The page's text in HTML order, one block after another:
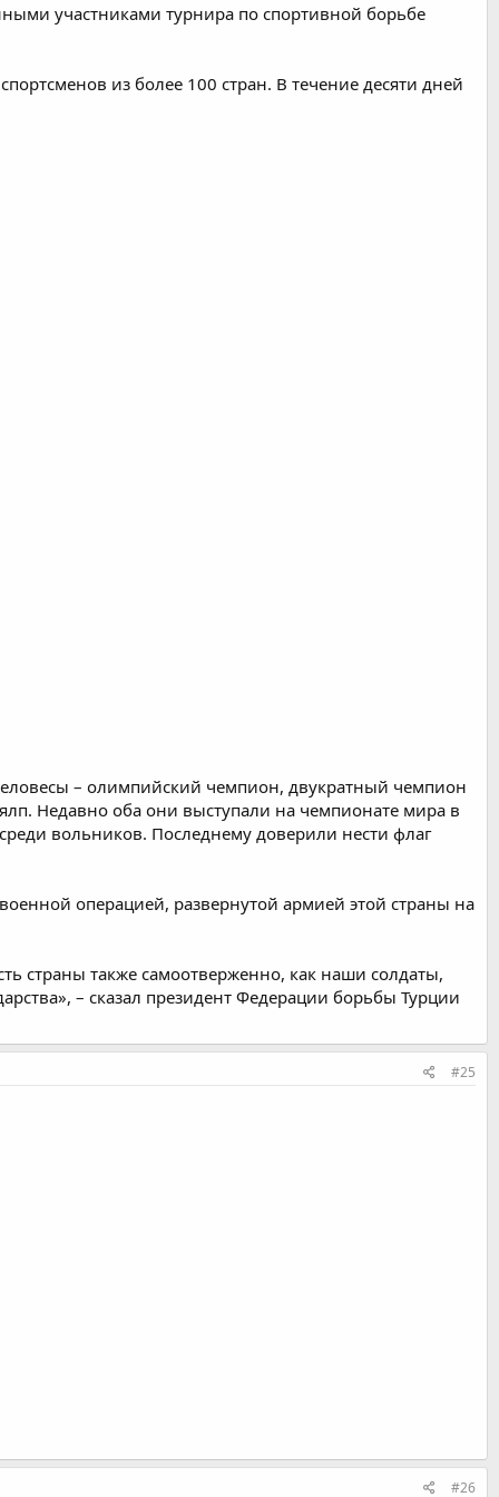
участниками турнира по спортивной борьбе
из более 100 стран. В течение десяти дней
– олимпийский чемпион, двукратный чемпион
Недавно оба они выступали на чемпионате мира в
вольников. Последнему доверили нести флаг
операцией, развернутой армией этой страны на
страны также самоотверженно, как наши солдаты,
– сказал президент Федерации борьбы Турции
#25
#26